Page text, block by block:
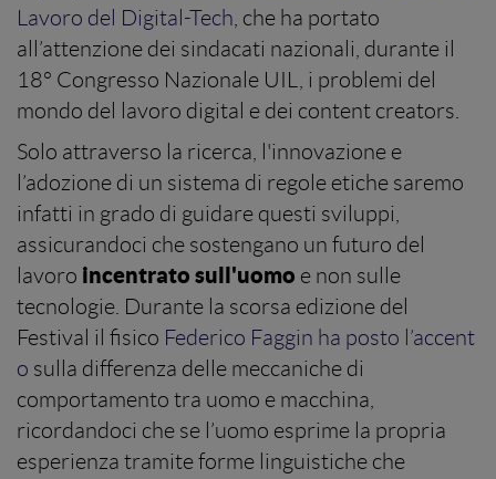
Lavoro del Digital-Tech , che ha portato
all’attenzione dei sindacati nazionali, durante il
18° Congresso Nazionale UIL, i problemi del
mondo del lavoro digital e dei content creators.
Solo attraverso la ricerca, l'innovazione e
l’adozione di un sistema di regole etiche saremo
infatti in grado di guidare questi sviluppi,
assicurandoci che sostengano un futuro del
lavoro incentrato sull'uomo e non sulle
tecnologie. Durante la scorsa edizione del
Festival il fisico Federico Faggin ha posto l’accent
o sulla differenza delle meccaniche di
comportamento tra uomo e macchina,
ricordandoci che se l’uomo esprime la propria
esperienza tramite forme linguistiche che